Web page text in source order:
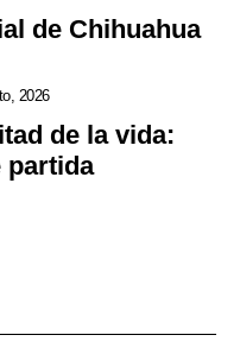
de Chihuahua
2026
de la vida:
partida